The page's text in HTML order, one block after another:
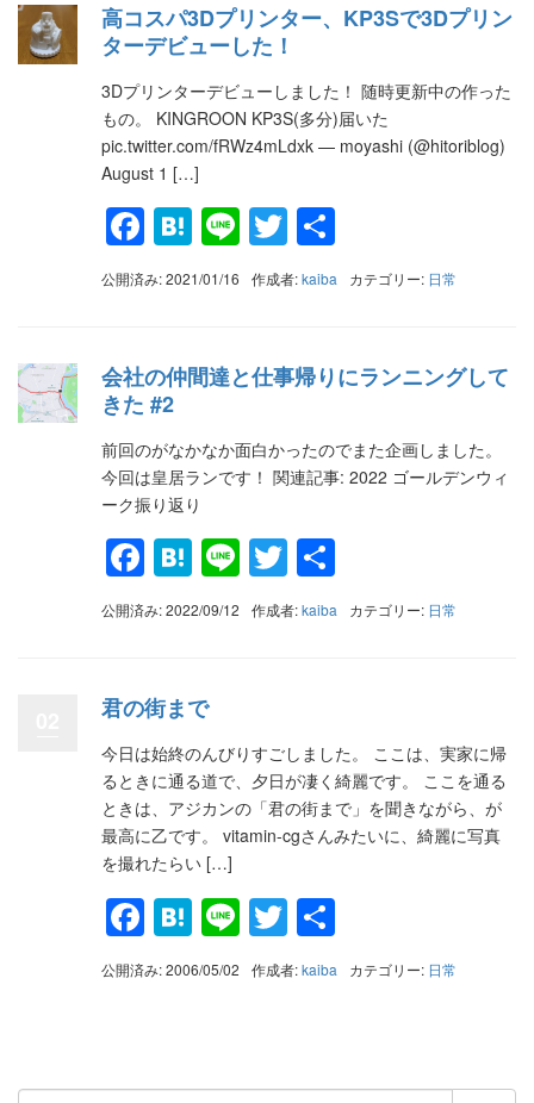
高コスパ3Dプリンター、KP3Sで3Dプリン
ターデビューした！
3Dプリンターデビューしました！ 随時更新中の作った
もの。 KINGROON KP3S(多分)届いた
pic.twitter.com/fRWz4mLdxk — moyashi (@hitoriblog)
August 1 […]
Facebook
Hatena
LineTwitter
有
公開済み: 2021/01/16 作成者:kaiba カテゴリー: 日常
会社の仲間達と仕事帰りにランニングして
きた #2
前回のがなかなか面白かったのでまた企画しました。
今回は皇居ランです！ 関連記事: 2022 ゴールデンウィ
ーク振り返り
Facebook
Hatena
LineTwitter
有
公開済み: 2022/09/12 作成者:kaiba カテゴリー: 日常
君の街まで
今日は始終のんびりすごしました。 ここは、実家に帰
るときに通る道で、夕日が凄く綺麗です。 ここを通る
ときは、アジカンの「君の街まで」を聞きながら、が
最高に乙です。 vitamin-cgさんみたいに、綺麗に写真
を撮れたらい […]
Facebook
Hatena
LineTwitter
有
公開済み: 2006/05/02 作成者:kaiba カテゴリー: 日常